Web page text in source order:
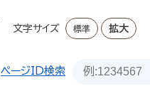
文字サイズ 標準 拡大
ページID検索